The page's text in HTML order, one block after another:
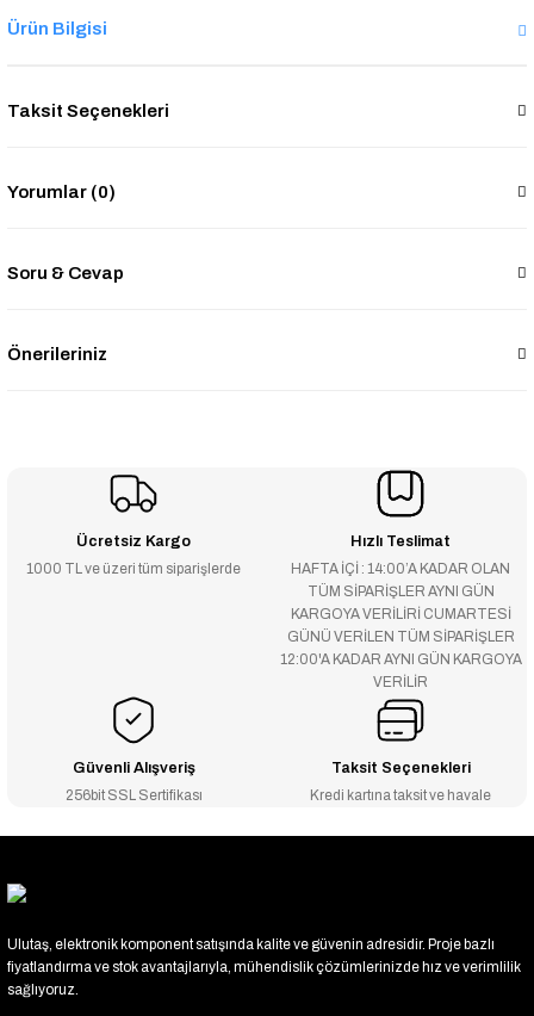
Ürün Bilgisi
Taksit Seçenekleri
Yorumlar (0)
Soru & Cevap
Önerileriniz
Ücretsiz Kargo
1000 TL ve üzeri tüm siparişlerde
Hızlı Teslimat
HAFTA İÇİ : 14:00’A KADAR OLAN
TÜM SİPARİŞLER AYNI GÜN
KARGOYA VERİLİRİ CUMARTESİ
GÜNÜ VERİLEN TÜM SİPARİŞLER
12:00'A KADAR AYNI GÜN KARGOYA
VERİLİR
Güvenli Alışveriş
256bit SSL Sertifikası
Taksit Seçenekleri
Kredi kartına taksit ve havale
Ulutaş, elektronik komponent satışında kalite ve güvenin adresidir. Proje bazlı
fiyatlandırma ve stok avantajlarıyla, mühendislik çözümlerinizde hız ve verimlilik
sağlıyoruz.